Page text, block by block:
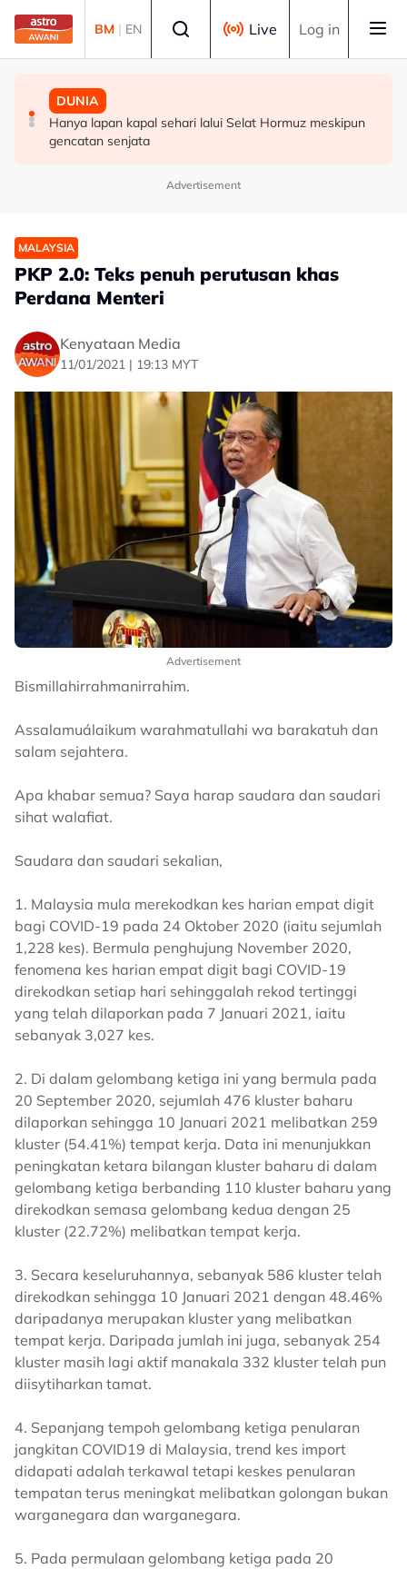
Skip to main content
BM | EN Live Log in
MALAYSIA
RS-2: PBT perlu kekal skor 95 peratus, pastikan
perkhidmatan terbaik kepada rakyat - Amirudin
MALAYSIA
Renjatan elektrik: Jenazah tiga anggota polis
diterbangkan pulang ke kampung halaman
DUNIA
Hanya lapan kapal sehari lalui Selat Hormuz meskipun
gencatan senjata
Advertisement
MALAYSIA
PKP 2.0: Teks penuh perutusan khas
Perdana Menteri
Kenyataan Media
11/01/2021 | 19:13 MYT
Advertisement
Bismillahirrahmanirrahim.
Assalamuálaikum warahmatullahi wa barakatuh dan
salam sejahtera.
Apa khabar semua? Saya harap saudara dan saudari
sihat walafiat.
Saudara dan saudari sekalian,
1. Malaysia mula merekodkan kes harian empat digit
bagi COVID-19 pada 24 Oktober 2020 (iaitu sejumlah
1,228 kes). Bermula penghujung November 2020,
fenomena kes harian empat digit bagi COVID-19
direkodkan setiap hari sehinggalah rekod tertinggi
yang telah dilaporkan pada 7 Januari 2021, iaitu
sebanyak 3,027 kes.
2. Di dalam gelombang ketiga ini yang bermula pada
20 September 2020, sejumlah 476 kluster baharu
dilaporkan sehingga 10 Januari 2021 melibatkan 259
kluster (54.41%) tempat kerja. Data ini menunjukkan
peningkatan ketara bilangan kluster baharu di dalam
gelombang ketiga berbanding 110 kluster baharu yang
direkodkan semasa gelombang kedua dengan 25
kluster (22.72%) melibatkan tempat kerja.
3. Secara keseluruhannya, sebanyak 586 kluster telah
direkodkan sehingga 10 Januari 2021 dengan 48.46%
daripadanya merupakan kluster yang melibatkan
tempat kerja. Daripada jumlah ini juga, sebanyak 254
kluster masih lagi aktif manakala 332 kluster telah pun
diisytiharkan tamat.
4. Sepanjang tempoh gelombang ketiga penularan
jangkitan COVID19 di Malaysia, trend kes import
didapati adalah terkawal tetapi keskes penularan
tempatan terus meningkat melibatkan golongan bukan
warganegara dan warganegara.
5. Pada permulaan gelombang ketiga pada 20